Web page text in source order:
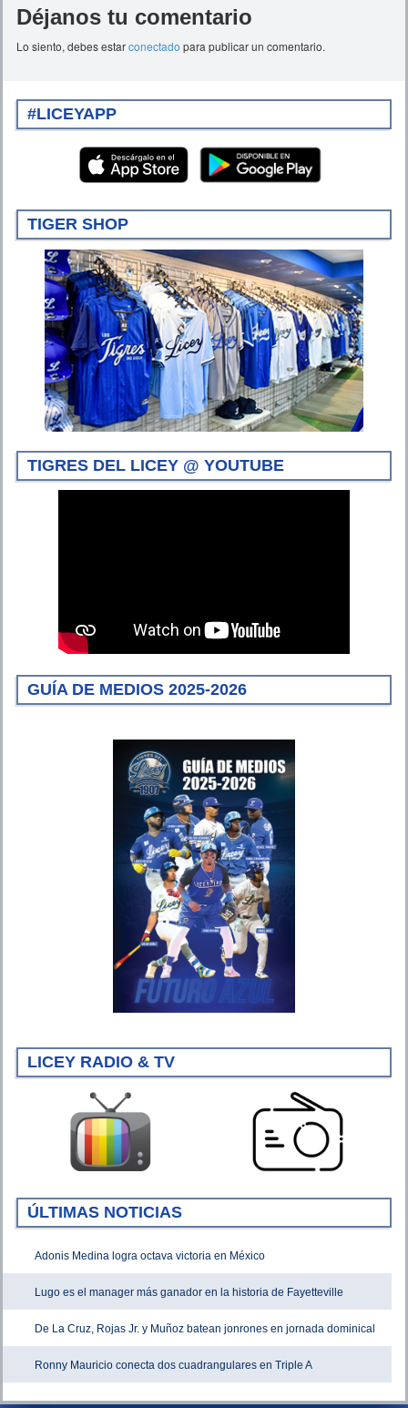
Déjanos tu comentario
Lo siento, debes estarconectado para publicar un comentario.
#LICEYAPP
TIGER SHOP
TIGRES DEL LICEY @ YOUTUBE
GUÍA DE MEDIOS 2025-2026
LICEY RADIO & TV
ÚLTIMAS NOTICIAS
Adonis Medina logra octava victoria en México
Lugo es el manager más ganador en la historia de Fayetteville
De La Cruz, Rojas Jr. y Muñoz batean jonrones en jornada dominical
Ronny Mauricio conecta dos cuadrangulares en Triple A